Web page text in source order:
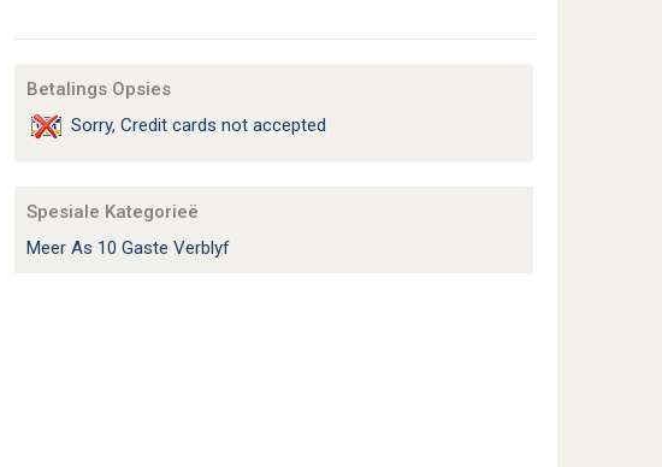
Betalings Opsies
Sorry, Credit cards not accepted
Spesiale Kategorieë
Meer As 10 Gaste Verblyf